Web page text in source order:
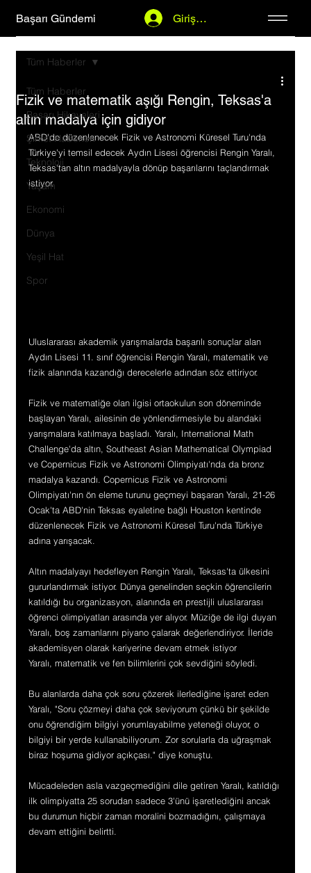
Başarı Gündemi Giriş Yap
Tüm Haberler
Başarı Hikayeleri
Şirket Haberleri
Teknoloji
Yaşam
Ekonomi
Dünya
Yeşil Hat
Spor
Tüm Haberler
Fizik ve matematik aşığı Rengin, Teksas'a
altın madalya için gidiyor
ABD'de düzenlenecek Fizik ve Astronomi Küresel Turu'nda
Türkiye'yi temsil edecek Aydın Lisesi öğrencisi Rengin Yaralı,
Teksas'tan altın madalyayla dönüp başarılarını taçlandırmak
istiyor.
Uluslararası akademik yarışmalarda başarılı sonuçlar alan
Aydın Lisesi 11. sınıf öğrencisi Rengin Yaralı, matematik ve
fizik alanında kazandığı derecelerle adından söz ettiriyor.
Fizik ve matematiğe olan ilgisi ortaokulun son döneminde
başlayan Yaralı, ailesinin de yönlendirmesiyle bu alandaki
yarışmalara katılmaya başladı. Yaralı, International Math
Challenge'da altın, Southeast Asian Mathematical Olympiad
ve Copernicus Fizik ve Astronomi Olimpiyatı'nda da bronz
madalya kazandı. Copernicus Fizik ve Astronomi
Olimpiyatı'nın ön eleme turunu geçmeyi başaran Yaralı, 21-26
Ocak'ta ABD'nin Teksas eyaletine bağlı Houston kentinde
düzenlenecek Fizik ve Astronomi Küresel Turu'nda Türkiye
adına yarışacak.
Altın madalyayı hedefleyen Rengin Yaralı, Teksas'ta ülkesini
gururlandırmak istiyor. Dünya genelinden seçkin öğrencilerin
katıldığı bu organizasyon, alanında en prestijli uluslararası
öğrenci olimpiyatları arasında yer alıyor. Müziğe de ilgi duyan
Yaralı, boş zamanlarını piyano çalarak değerlendiriyor. İleride
akademisyen olarak kariyerine devam etmek istiyor
Yaralı, matematik ve fen bilimlerini çok sevdiğini söyledi.
Bu alanlarda daha çok soru çözerek ilerlediğine işaret eden
Yaralı, "Soru çözmeyi daha çok seviyorum çünkü bir şekilde
onu öğrendiğim bilgiyi yorumlayabilme yeteneği oluyor, o
bilgiyi bir yerde kullanabiliyorum. Zor sorularla da uğraşmak
biraz hoşuma gidiyor açıkçası." diye konuştu.
Mücadeleden asla vazgeçmediğini dile getiren Yaralı, katıldığı
ilk olimpiyatta 25 sorudan sadece 3'ünü işaretlediğini ancak
bu durumun hiçbir zaman moralini bozmadığını, çalışmaya
devam ettiğini belirtti.